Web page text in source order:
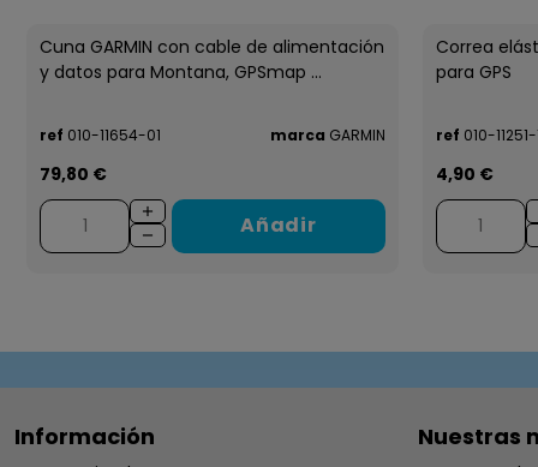
Cuna GARMIN con cable de alimentación
y datos para Montana, GPSmap ...
ref 010-11654-01 marca GARMIN
79,80 €
Añadir
Correa
para GPS
ref 010-
4,90 €
Información Nuestras